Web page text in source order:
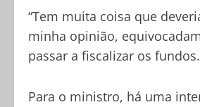
“Tem muita coisa que
minha opinião,
passar a fiscalizar os
Para o ministro, há uma